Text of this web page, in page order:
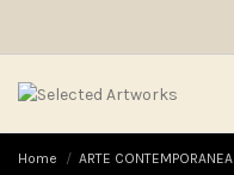
Home ARTE CONTEMPORANEA